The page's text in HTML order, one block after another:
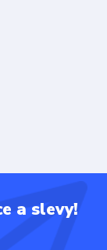
a slevy!